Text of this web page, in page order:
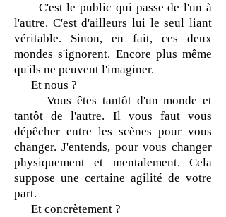
C'est le public qui passe de l'un à
l'autre. C'est d'ailleurs lui le seul liant
véritable. Sinon, en fait, ces deux
mondes s'ignorent. Encore plus même
qu'ils ne peuvent l'imaginer.
Et nous ?
Vous êtes tantôt d'un monde et
tantôt de l'autre. Il vous faut vous
dépêcher entre les scènes pour vous
changer. J'entends, pour vous changer
physiquement et mentalement. Cela
suppose une certaine agilité de votre
part.
Et concrètement ?